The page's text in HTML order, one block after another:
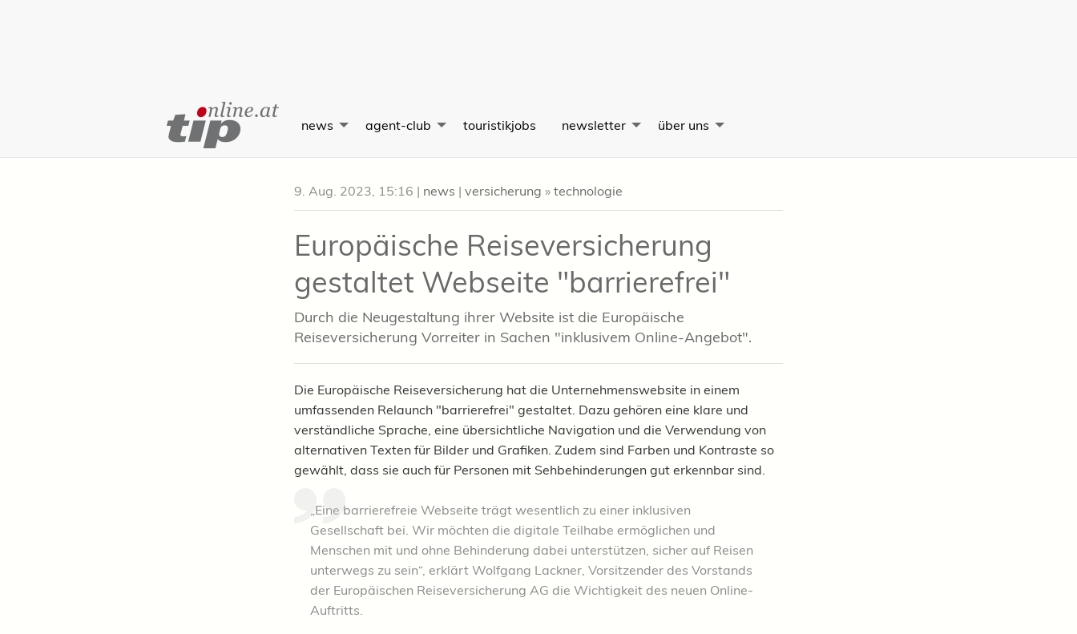
Content
news agent-club touristikjobs newsletter über uns
9. Aug. 2023, 15:16 | news | versicherung » technologie
Europäische Reiseversicherung
gestaltet Webseite "barrierefrei"
Durch die Neugestaltung ihrer Website ist die Europäische
Reiseversicherung Vorreiter in Sachen "inklusivem Online-Angebot".
Die Europäische Reiseversicherung hat die Unternehmenswebsite in einem
umfassenden Relaunch "barrierefrei" gestaltet. Dazu gehören eine klare und
verständliche Sprache, eine übersichtliche Navigation und die Verwendung von
alternativen Texten für Bilder und Grafiken. Zudem sind Farben und Kontraste so
gewählt, dass sie auch für Personen mit Sehbehinderungen gut erkennbar sind.
„Eine barrierefreie Webseite trägt wesentlich zu einer inklusiven
Gesellschaft bei. Wir möchten die digitale Teilhabe ermöglichen und
Menschen mit und ohne Behinderung dabei unterstützen, sicher auf Reisen
unterwegs zu sein“, erklärt Wolfgang Lackner, Vorsitzender des Vorstands
der Europäischen Reiseversicherung AG die Wichtigkeit des neuen Online-
Auftritts.